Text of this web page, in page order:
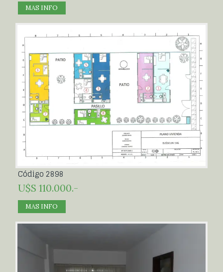
MAS INFO
Código 2898
U$S 110.000.-
MAS INFO